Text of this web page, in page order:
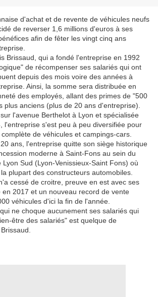
d'achat et de revente de véhicules neufs
de reverser 1,6 millions d'euros à ses
afin de fêter les vingt cinq ans
Brissaud, qui a fondé l'entreprise en 1992
de récompenser ses salariés qui ont
depuis des mois voire des années à
Ainsi, la somme sera distribuée en
des employés, allant des primes de "500
plus anciens (plus de 20 ans d'entreprise).
l'avenue Berthelot à Lyon et spécialisée
l'entreprise s'est peu à peu diversifiée pour
de véhicules et campings-cars.
ans, l'entreprise quitte son siège historique
moderne à Saint-Fons au sein du
Sud (Lyon-Venissieux-Saint Fons) où
plupart des constructeurs automobiles.
cessé de croitre, preuve en est avec ses
en 2017 et un nouveau record de vente
véhicules d'ici la fin de l'année.
ne choque aucunement ses salariés qui
être des salariés" est quelque de